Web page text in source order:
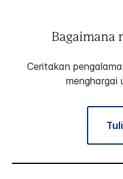
Bagaimana
Ceritakan
menghargai